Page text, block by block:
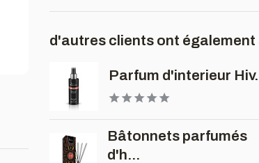
d'autres clients ont également
Parfum d'interieur
Bâtonnets parfumés
d'h...